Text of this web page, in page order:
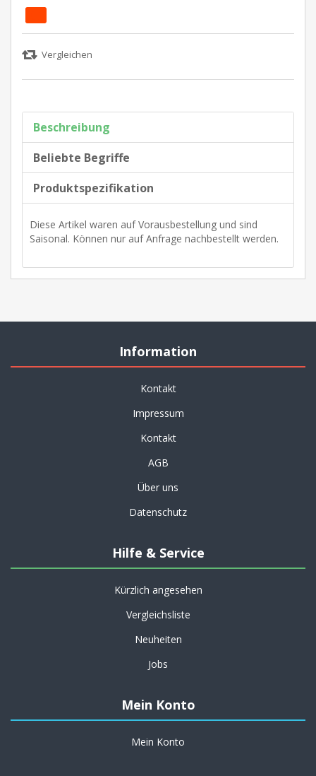
Beschreibung
Beliebte Begriffe
Produktspezifikation
Diese Artikel waren auf Vorausbestellung und sind
Saisonal. Können nur auf Anfrage nachbestellt werden.
Information
Kontakt
Impressum
Kontakt
AGB
Über uns
Datenschutz
Hilfe & Service
Kürzlich angesehen
Vergleichsliste
Neuheiten
Jobs
Mein Konto
Mein Konto